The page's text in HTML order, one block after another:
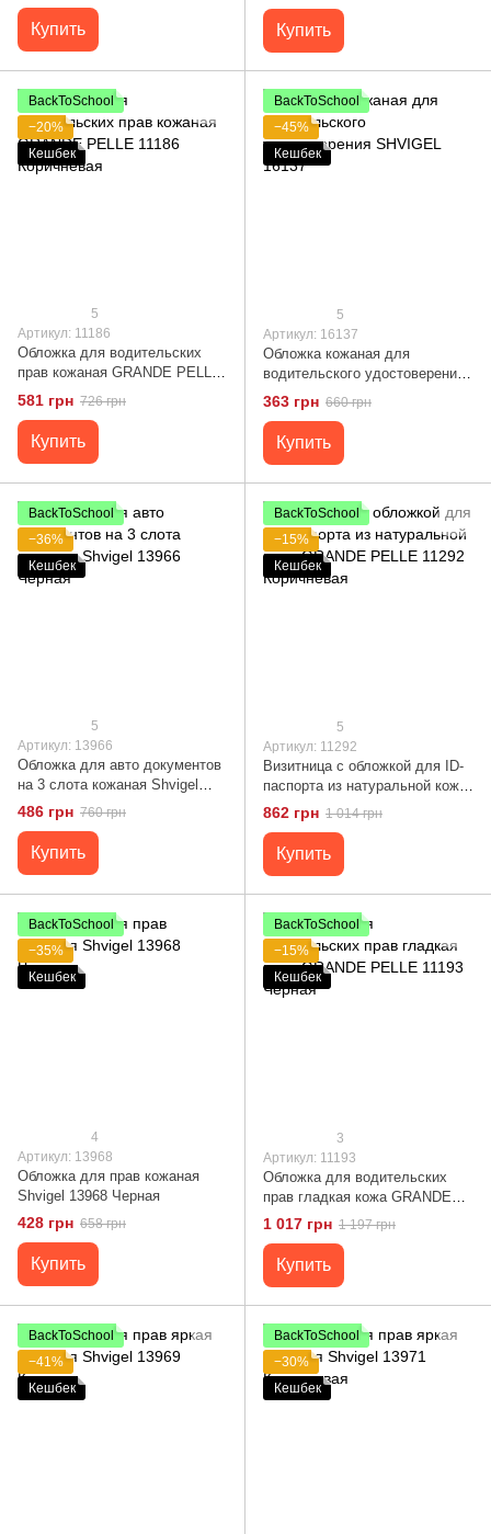
Купить Купить
BackToSchool
−20%
Кешбек
5
Артикул: 11186
Обложка для водительских
прав кожаная GRANDE PELLE
11186 Коричневая
581 грн 726 грн
Купить
BackToSchool
−45%
Кешбек
5
Артикул: 16137
Обложка кожаная для
водительского удостоверения
SHVIGEL 16137
363 грн 660 грн
Купить
BackToSchool
−36%
Кешбек
5
Артикул: 13966
Обложка для авто документов
на 3 слота кожаная Shvigel
13966 Черная
486 грн 760 грн
Купить
BackToSchool
−15%
Кешбек
5
Артикул: 11292
Визитница с обложкой для ID-
паспорта из натуральной кожи
GRANDE PELLE 11292
Коричневая
862 грн 1 014 грн
Купить
BackToSchool
−35%
Кешбек
4
Артикул: 13968
Обложка для прав кожаная
Shvigel 13968 Черная
428 грн 658 грн
Купить
BackToSchool
−15%
Кешбек
3
Артикул: 11193
Обложка для водительских
прав гладкая кожа GRANDE
PELLE 11193 Черная
1 017 грн 1 197 грн
Купить
BackToSchool
−41%
Кешбек
BackToSchool
−30%
Кешбек